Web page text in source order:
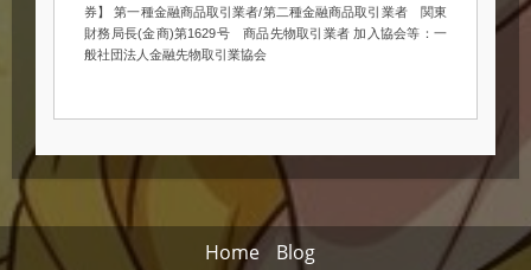
券】 第一種金融商品取引業者/第二種金融商品取引業者 関東
財務局長(金商)第1629号 商品先物取引業者 加入協会等：一
般社団法人金融先物取引業協会
Home Blog